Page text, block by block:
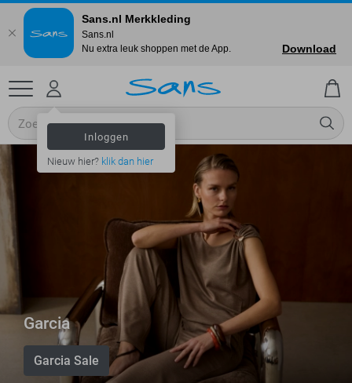
Inloggen
Nieuw hier? klik dan hier
Garcia
Garcia Sale
Sans.nl Merkkleding
Sans.nl
Nu extra leuk shoppen met de App.
Download